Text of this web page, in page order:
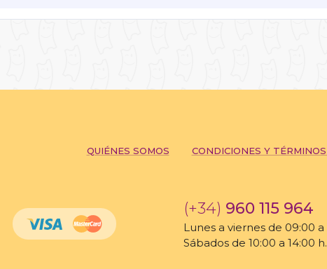
QUIÉNES SOMOS CONDICIONES Y
(+34) 960 115 964
Lunes a viernes de 09:00 a
Sábados de 10:00 a 14:00 h.